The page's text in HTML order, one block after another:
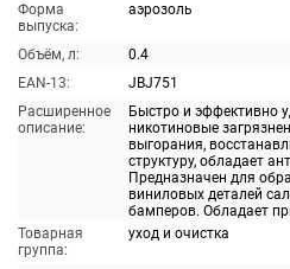
Форма
выпуска:
аэрозоль
Объём, л:
0.4
EAN-13:
JBJ751
Расширенное
описание:
Быстро и эффективно
никотиновые
выгорания,
структуру, обладает
Предназначен для
виниловых деталей
бамперов. Обладает
Товарная
группа:
уход и очистка